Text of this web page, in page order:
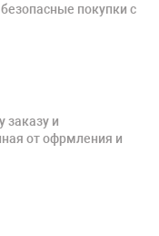
покупки с
заказу и
от офрмления и